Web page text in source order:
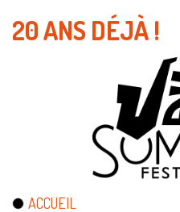
20 ANS DÉJÀ !
ACCUEIL